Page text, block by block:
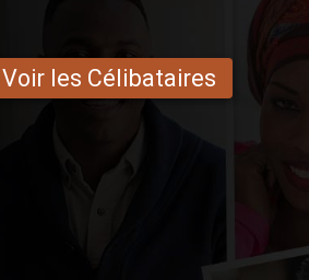
Voir les Célibataires